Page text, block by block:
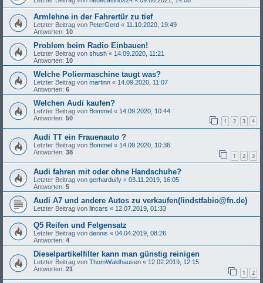
Armlehne in der Fahrertür zu tief
Letzter Beitrag von PeterGerd « 11.10.2020, 19:49
Antworten: 10
Problem beim Radio Einbauen!
Letzter Beitrag von shush « 14.09.2020, 11:21
Antworten: 10
Welche Poliermaschine taugt was?
Letzter Beitrag von martinn « 14.09.2020, 11:07
Antworten: 6
Welchen Audi kaufen?
Letzter Beitrag von Bommel « 14.09.2020, 10:44
Antworten: 50 1 2 3 4
Audi TT ein Frauenauto ?
Letzter Beitrag von Bommel « 14.09.2020, 10:36
Antworten: 38 1 2 3
Audi fahren mit oder ohne Handschuhe?
Letzter Beitrag von gerharduify « 03.11.2019, 16:05
Antworten: 5
Audi A7 und andere Autos zu verkaufen(lindstfabio@fn.de)
Letzter Beitrag von lincars « 12.07.2019, 01:33
Q5 Reifen und Felgensatz
Letzter Beitrag von dennis « 04.04.2019, 08:26
Antworten: 4
Dieselpartikelfilter kann man günstig reinigen
Letzter Beitrag von ThomWaldhausen « 12.02.2019, 12:15
Antworten: 21 1 2